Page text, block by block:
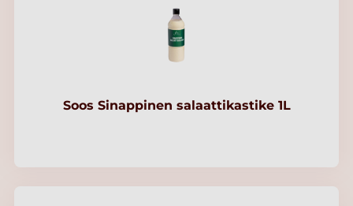
Soos Sinappinen salaattikastike 1L